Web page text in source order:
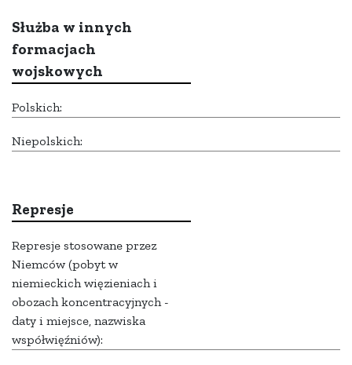
Służba w innych
formacjach
wojskowych
Polskich:
Niepolskich:
Represje
Represje stosowane przez
Niemców (pobyt w
niemieckich więzieniach i
obozach koncentracyjnych -
daty i miejsce, nazwiska
współwięźniów):